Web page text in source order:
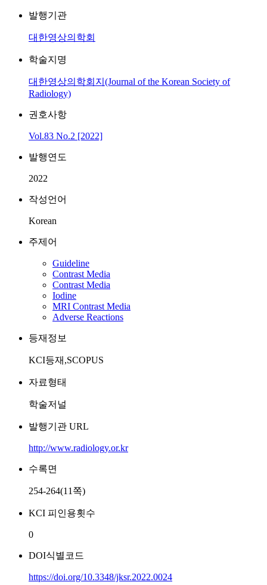
발행기관
대한영상의학회
학술지명
대한영상의학회지(Journal of the Korean Society of
Radiology)
권호사항
Vol.83 No.2 [2022]
발행연도
2022
작성언어
Korean
주제어
Guideline
Contrast Media
Contrast Media
Iodine
MRI Contrast Media
Adverse Reactions
등재정보
KCI등재,SCOPUS
자료형태
학술저널
발행기관 URL
http://www.radiology.or.kr
수록면
254-264(11쪽)
KCI 피인용횟수
0
DOI식별코드
https://doi.org/10.3348/jksr.2022.0024